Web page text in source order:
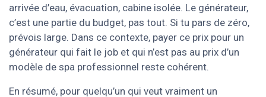
arrivée d’eau, évacuation, cabine isolée. Le générateur,
c’est une partie du budget, pas tout. Si tu pars de zéro,
prévois large. Dans ce contexte, payer ce prix pour un
générateur qui fait le job et qui n’est pas au prix d’un
modèle de spa professionnel reste cohérent.
En résumé, pour quelqu’un qui veut vraiment un